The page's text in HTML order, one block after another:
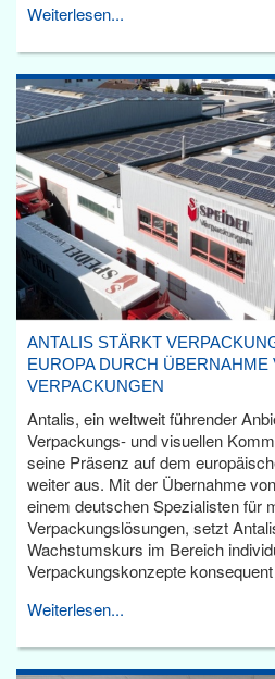
Weiterlesen...
ANTALIS STÄRKT
EUROPA DURCH ÜBERNAHME
VERPACKUNGEN
Antalis, ein weltweit führender
Verpackungs- und visuellen
seine Präsenz auf dem
weiter aus. Mit der Übernahme
einem deutschen Spezialisten für
Verpackungslösungen, setzt
Wachstumskurs im Bereich
Verpackungskonzepte
Weiterlesen...